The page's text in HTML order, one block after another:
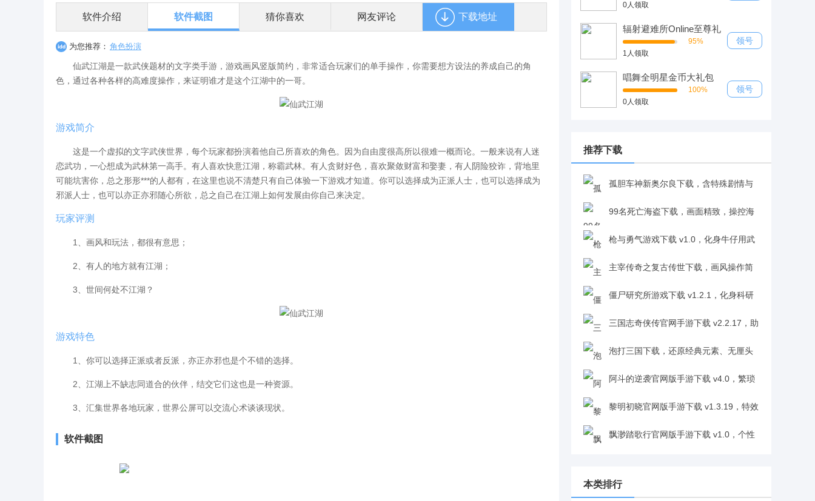
软件介绍 软件截图 猜你喜欢 网友评论 下载地址
为您推荐： 角色扮演
仙武江湖是一款武侠题材的文字类手游，游戏画风竖版简约，非常适合玩家们的单手操作，你需要想方设法的养成自己的角
色，通过各种各样的高难度操作，来证明谁才是这个江湖中的一哥。
游戏简介
这是一个虚拟的文字武侠世界，每个玩家都扮演着他自己所喜欢的角色。因为自由度很高所以很难一概而论。一般来说有人迷
恋武功，一心想成为武林第一高手。有人喜欢快意江湖，称霸武林。有人贪财好色，喜欢聚敛财富和娶妻，有人阴险狡诈，背地里
可能坑害你，总之形形***的人都有，在这里也说不清楚只有自己体验一下游戏才知道。你可以选择成为正派人士，也可以选择成为
邪派人士，也可以亦正亦邪随心所欲，总之自己在江湖上如何发展由你自己来决定。
玩家评测
1、画风和玩法，都很有意思；
2、有人的地方就有江湖；
3、世间何处不江湖？
游戏特色
1、你可以选择正派或者反派，亦正亦邪也是个不错的选择。
2、江湖上不缺志同道合的伙伴，结交它们这也是一种资源。
3、汇集世界各地玩家，世界公屏可以交流心术谈谈现状。
软件截图
0人领取
辐射避难所Online至尊礼
包
95%
1人领取
领号
唱舞全明星金币大礼包
100%
0人领取
领号
推荐下载
孤胆车神新奥尔良下载，含特殊剧情与
丰富关卡，在罪恶之城自由探索超带感v1.7.0
99名死亡海盗下载，画面精致，操控海
盗闯关卡成最强海贼王v1.0
枪与勇气游戏下载 v1.0，化身牛仔用武
器在西部世界书写专属故事v1.0
主宰传奇之复古传世下载，画风操作简
单易上手，获得玩家认可与期待v1.0.2
僵尸研究所游戏下载 v1.2.1，化身科研
人员合成强僵尸横扫敌人v1.2.1
三国志奇侠传官网手游下载 v2.2.17，助
刘备拨正历史轨道，脑洞剧情跌宕起伏超吸睛
v2.2.17
泡打三国下载，还原经典元素、无厘头
剧情超新奇v1.0
阿斗的逆袭官网版手游下载 v4.0，繁琐
操作自由畅享三国逆袭之旅v4.0
黎明初晓官网版手游下载 v1.3.19，特效
华丽色彩饱满魔幻沉浸感拉满v1.3.19
飘渺踏歌行官网版手游下载 v1.0，个性
本类排行